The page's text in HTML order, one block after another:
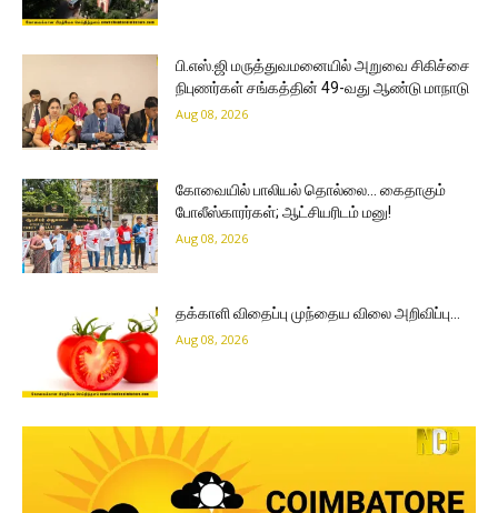
பி.எஸ்.ஜி மருத்துவமனையில் அறுவை சிகிச்சை
நிபுணர்கள் சங்கத்தின் 49-வது ஆண்டு மாநாடு
Aug 08, 2026
கோவையில் பாலியல் தொல்லை… கைதாகும்
போலீஸ்காரர்கள்; ஆட்சியரிடம் மனு!
Aug 08, 2026
தக்காளி விதைப்பு முந்தைய விலை அறிவிப்பு…
Aug 08, 2026